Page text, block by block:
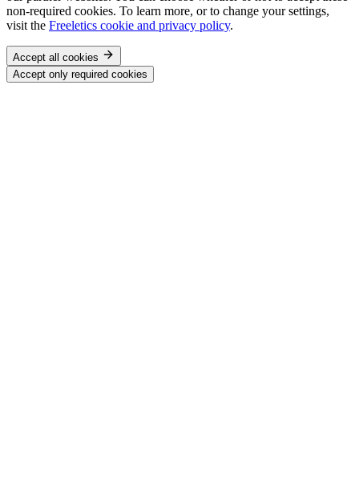
non-required cookies. To learn more, or to change your settings,
visit the Freeletics cookie and privacy policy.
Accept all cookies
Accept only required cookies